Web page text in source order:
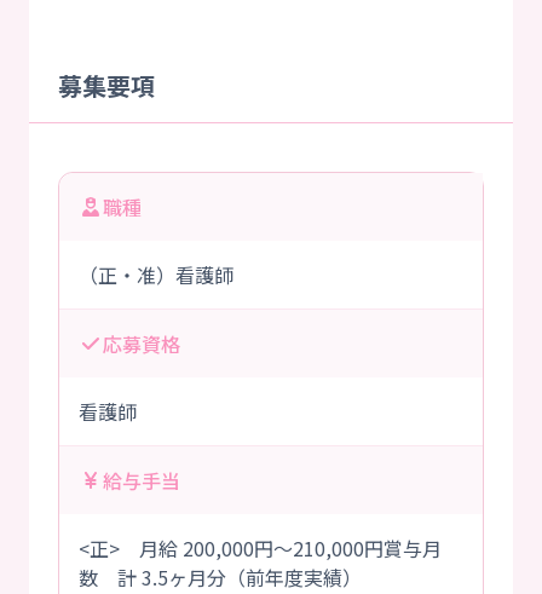
募集要項
職種
（正・准）看護師
応募資格
看護師
給与手当
<正> 月給 200,000円～210,000円賞与月
数 計 3.5ヶ月分（前年度実績）